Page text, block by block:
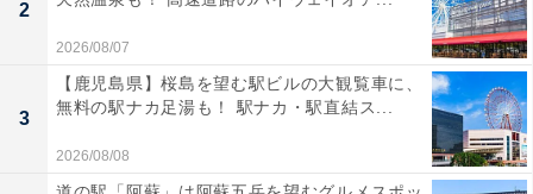
2
2026/08/07
3
【鹿児島県】桜島を望む駅ビルの大観覧車に、
無料の駅ナカ足湯も！ 駅ナカ・駅直結ス...
2026/08/08